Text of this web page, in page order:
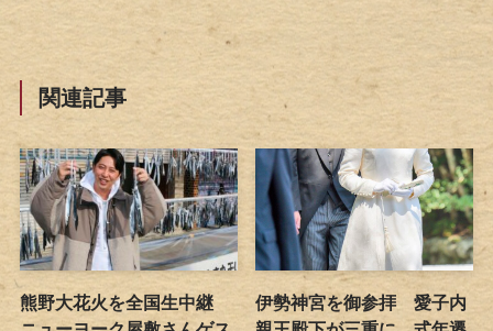
関連記事
熊野大花火を全国生中継
伊勢神宮を御参拝 愛子内